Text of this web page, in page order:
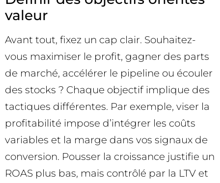
valeur
Avant tout, fixez un cap clair. Souhaitez-
vous maximiser le profit, gagner des parts
de marché, accélérer le pipeline ou écouler
des stocks ? Chaque objectif implique des
tactiques différentes. Par exemple, viser la
profitabilité impose d’intégrer les coûts
variables et la marge dans vos signaux de
conversion. Pousser la croissance justifie un
ROAS plus bas, mais contrôlé par la LTV et